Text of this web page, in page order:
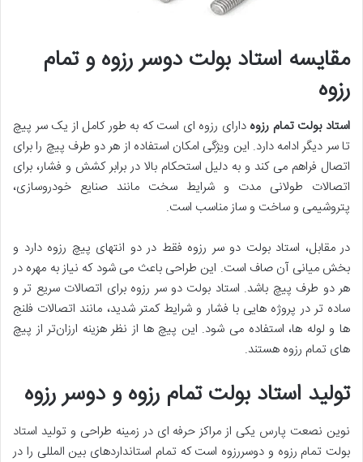
مقایسه استاد بولت دوسر رزوه و تمام
رزوه
استاد بولت تمام رزوه دارای رزوه ‌ای است که به طور کامل از یک سر پیچ
تا سر دیگر ادامه دارد. این ویژگی امکان استفاده از هر دو طرف پیچ را برای
اتصال فراهم می ‌کند و به‌ دلیل استحکام بالا در برابر کشش و فشار، برای
اتصالات طولانی ‌مدت و شرایط سخت مانند صنایع خودروسازی،
پتروشیمی و ساخت ‌و ساز مناسب است.
در مقابل، استاد بولت دو سر رزوه فقط در دو انتهای پیچ رزوه دارد و
بخش میانی آن صاف است. این طراحی باعث می ‌شود که نیاز به مهره در
هر دو طرف پیچ باشد. استاد بولت دو سر رزوه برای اتصالات سریع ‌تر و
ساده‌ تر در پروژه‌ هایی با فشار و شرایط کمتر شدید، مانند اتصالات فلنج‌
ها و لوله ‌ها، استفاده می ‌شود. این پیچ ‌ها از نظر هزینه ارزان‌تر از پیچ‌
های تمام رزوه هستند.
تولید استاد بولت تمام رزوه و دوسر رزوه
نوین نصعت پارس یکی از مراکز حرفه ای در زمینه طراحی و تولید استاد
بولت تمام رزوه و دوسررزوه است که تمام استانداردهای بین المللی را در